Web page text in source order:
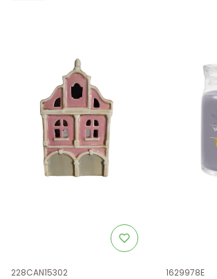
Kod produktu
228CAN15302 Kod produktu
1629978E